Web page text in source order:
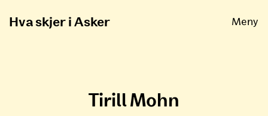
Hva skjer i Asker Meny
Tirill Mohn